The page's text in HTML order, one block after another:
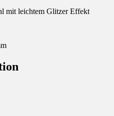
mit leichtem Glitzer Effekt